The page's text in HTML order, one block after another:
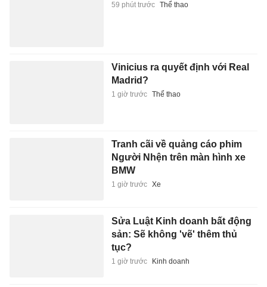
59 phút trước Thể thao
Vinicius ra quyết định với Real
Madrid?
1 giờ trước Thể thao
Tranh cãi về quảng cáo phim
Người Nhện trên màn hình xe
BMW
1 giờ trước Xe
Sửa Luật Kinh doanh bất động
sản: Sẽ không 'vẽ' thêm thủ
tục?
1 giờ trước Kinh doanh